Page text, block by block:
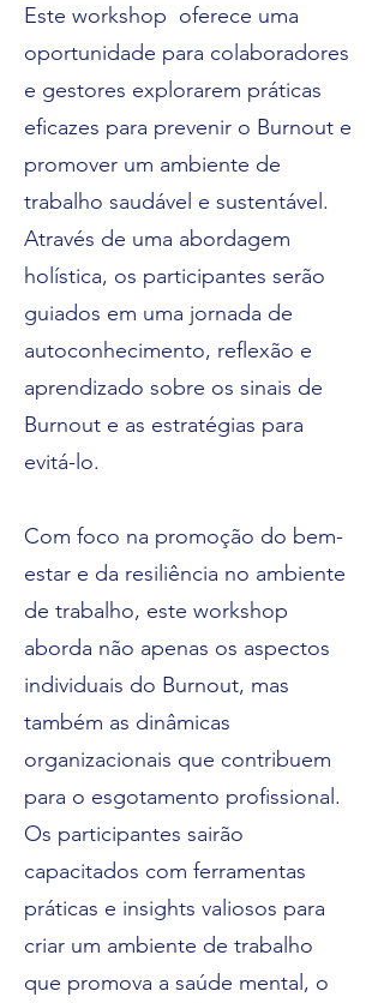
Este workshop oferece uma
oportunidade para colaboradores
e gestores explorarem práticas
eficazes para prevenir o Burnout e
promover um ambiente de
trabalho saudável e sustentável.
Através de uma abordagem
holística, os participantes serão
guiados em uma jornada de
autoconhecimento, reflexão e
aprendizado sobre os sinais de
Burnout e as estratégias para
evitá-lo.
Com foco na promoção do bem-
estar e da resiliência no ambiente
de trabalho, este workshop
aborda não apenas os aspectos
individuais do Burnout, mas
também as dinâmicas
organizacionais que contribuem
para o esgotamento profissional.
Os participantes sairão
capacitados com ferramentas
práticas e insights valiosos para
criar um ambiente de trabalho
que promova a saúde mental, o